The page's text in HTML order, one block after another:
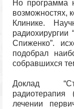
Но программа
возможностях,
Клинике.
Спиженко”.
подобрал
собравшихся
Доклад
лечении